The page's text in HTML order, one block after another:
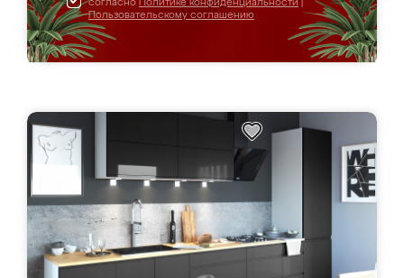
согласно Политике конфиденциальности
Пользовательскому соглашению